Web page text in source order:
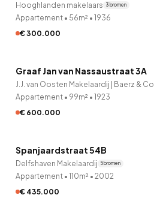
Hooghlanden makelaars 3 bronnen
Appartement • 56m² • 1936
€ 300.000
11 uur geleden ontdekt
Graaf Jan van Nassaustraat 3A
J.J. van Oosten Makelaardij | Baerz & Co
Appartement • 99m² • 1923
€ 600.000
17 uur geleden ontdekt
Spanjaardstraat 54B
Delfshaven Makelaardij 5 bronnen
Appartement • 110m² • 2002
€ 435.000